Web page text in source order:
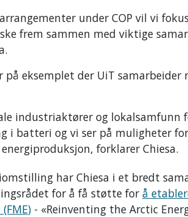
under COP vil vi
frem sammen med viktige
på eksemplet der UiT
industriaktører og lokalsamfunn
i batteri og vi ser på muligheter
forklarer Chiesa.
har Chiesa i et bredt
for å få støtte for å
- «Reinventing the Arctic